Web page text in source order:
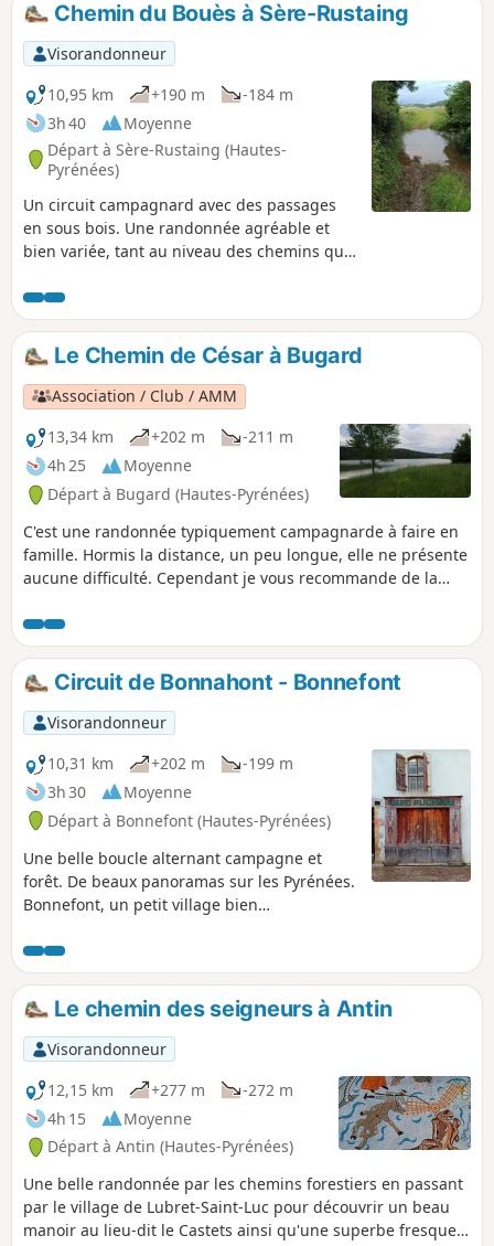
p
Chemin du Bouès à Sère-Rustaing
Visorandonneur
10,95 km
+190 m
-184 m
3h 40
Moyenne
Départ à Sère-Rustaing (Hautes-
Pyrénées)
Un circuit campagnard avec des passages
en sous bois. Une randonnée agréable et
bien variée, tant au niveau des chemins que
Le Chemin de César à Bugard
Association / Club / AMM
13,34 km
+202 m
-211 m
4h 25
Moyenne
Départ à Bugard (Hautes-Pyrénées)
C'est une randonnée typiquement campagnarde à faire en
famille. Hormis la distance, un peu longue, elle ne présente
aucune difficulté. Cependant je vous recommande de la
sur la chaine des Pyrénées.
Circuit de Bonnahont - Bonnefont
Visorandonneur
10,31 km
+202 m
-199 m
3h 30
Moyenne
Départ à Bonnefont (Hautes-Pyrénées)
Une belle boucle alternant campagne et
forêt. De beaux panoramas sur les Pyrénées.
Bonnefont, un petit village bien
Montespan.
Le chemin des seigneurs à Antin
Visorandonneur
12,15 km
+277 m
-272 m
4h 15
Moyenne
Départ à Antin (Hautes-Pyrénées)
Une belle randonnée par les chemins forestiers en passant
par le village de Lubret-Saint-Luc pour découvrir un beau
manoir au lieu-dit le Castets ainsi qu'une superbe fresque